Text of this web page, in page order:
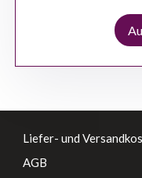
Liefer- und
AGB